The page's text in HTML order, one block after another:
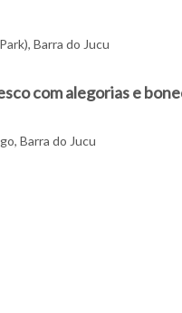
Barra do Jucu
com alegorias e
Barra do Jucu